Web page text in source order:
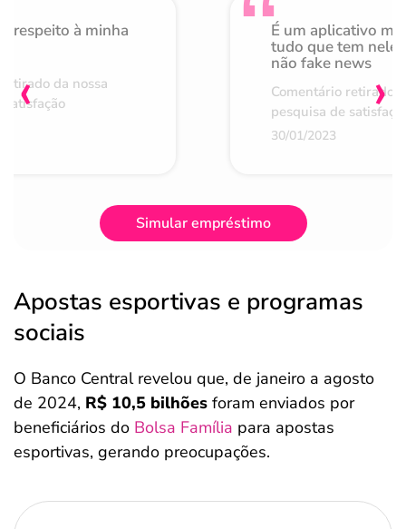
respeito à minha
da nossa
É um aplicativo
tudo que tem nele
não fake news
Comentário retirado
pesquisa de
30/01/2023
‹ ›
Simular empréstimo
Apostas esportivas e programas
sociais
O Banco Central revelou que, de janeiro a agosto
de 2024, R$ 10,5 bilhões foram enviados por
beneficiários do Bolsa Família para apostas
esportivas, gerando preocupações.